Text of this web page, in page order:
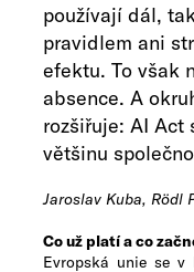
používají dál,
pravidlem ani
efektu. To však
absence. A
rozšiřuje: AI Act
většinu
Jaroslav Kuba, Rödl
Co už platí a co
Evropská unie se v